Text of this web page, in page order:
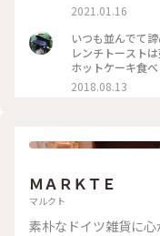
2021.01.16
いつも並んでて
レンチトースト
ホットケーキ食
ふわな幸せにな
トースト食べる
2018.08.13
ＭＡＲＫＴＥ
マルクト
素朴なドイツ雑貨に心